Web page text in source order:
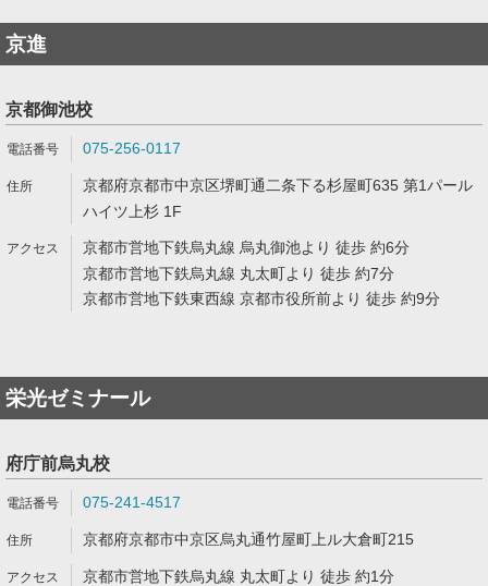
京進
京都御池校
075-256-0117
京都府京都市中京区堺町通二条下る杉屋町635 第1パール
ハイツ上杉 1F
京都市営地下鉄烏丸線 烏丸御池より 徒歩 約6分
京都市営地下鉄烏丸線 丸太町より 徒歩 約7分
京都市営地下鉄東西線 京都市役所前より 徒歩 約9分
栄光ゼミナール
府庁前烏丸校
075-241-4517
京都府京都市中京区烏丸通竹屋町上ル大倉町215
京都市営地下鉄烏丸線 丸太町より 徒歩 約1分